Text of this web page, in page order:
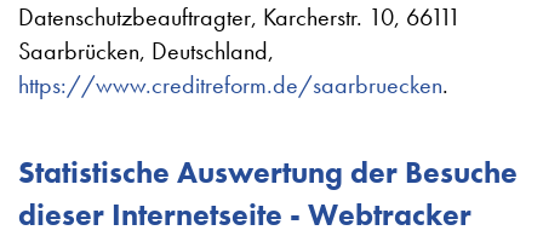
Datenschutzbeauftragter, Karcherstr. 10, 66111
Saarbrücken, Deutschland,
https://www.creditreform.de/saarbruecken.
Statistische Auswertung der Besuche
dieser Internetseite - Webtracker